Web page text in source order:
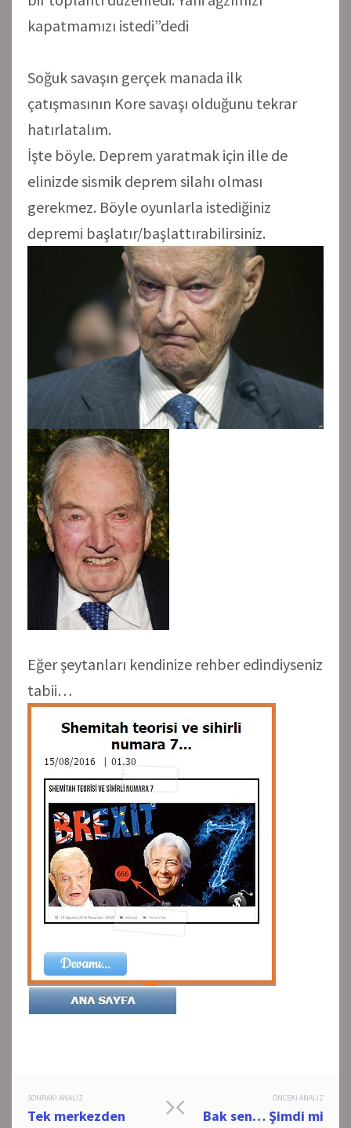
kapatmamızı istedi”dedi
Soğuk savaşın gerçek manada ilk
çatışmasının Kore savaşı olduğunu tekrar
hatırlatalım.
İşte böyle. Deprem yaratmak için ille de
elinizde sismik deprem silahı olması
gerekmez. Böyle oyunlarla istediğiniz
depremi başlatır/başlattırabilirsiniz.
Eğer şeytanları kendinize rehber edindiyseniz
tabii…
Post
ÖNCEKI ANALIZ
Bak sen… Şimdi mi
SONRAKI ANALIZ
Tek merkezden